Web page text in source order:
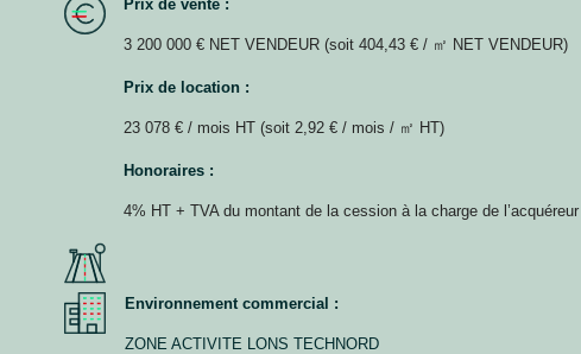
Prix de vente :
3 200 000 € NET VENDEUR (soit 404,43 € / ㎡ NET VENDEUR)
Prix de location :
23 078 € / mois HT (soit 2,92 € / mois / ㎡ HT)
Honoraires :
4% HT + TVA du montant de la cession à la charge de l’acquéreur
Environnement commercial :
ZONE ACTIVITE LONS TECHNORD